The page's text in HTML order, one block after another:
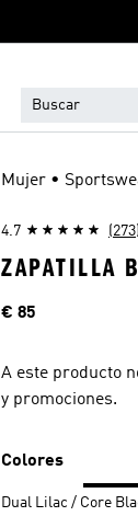
Mujer •
4.7 (273)
ZAPATILLA
Precio
€ 85
A este producto
y promociones.
Colores
Dual Lilac / Core